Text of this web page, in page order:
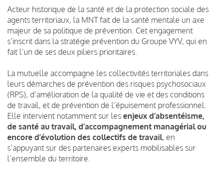
Acteur historique de la santé et de la protection sociale des
agents territoriaux, la MNT fait de la santé mentale un axe
majeur de sa politique de prévention. Cet engagement
s’inscrit dans la stratégie prévention du Groupe VYV, qui en
fait l’un de ses deux piliers prioritaires.
La mutuelle accompagne les collectivités territoriales dans
leurs démarches de prévention des risques psychosociaux
(RPS), d’amélioration de la qualité de vie et des conditions
de travail, et de prévention de l’épuisement professionnel.
Elle intervient notamment sur les enjeux d’absentéisme,
de santé au travail, d’accompagnement managérial ou
encore d’évolution des collectifs de travail, en
s’appuyant sur des partenaires experts mobilisables sur
l’ensemble du territoire.